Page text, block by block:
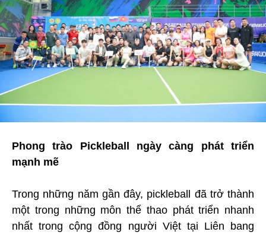
Phong trào Pickleball ngày càng phát triển
mạnh mẽ
Trong những năm gần đây, pickleball đã trở thành
một trong những môn thể thao phát triển nhanh
nhất trong cộng đồng người Việt tại Liên bang